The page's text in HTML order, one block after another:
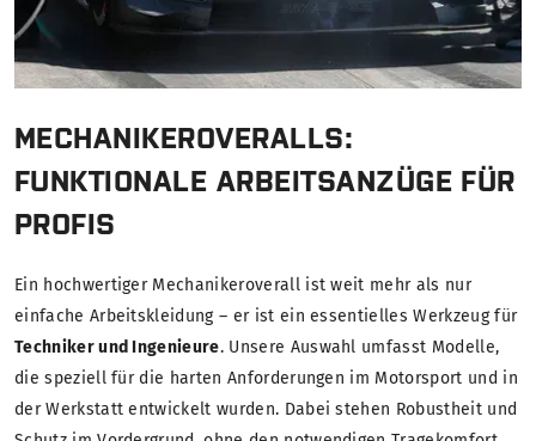
MECHANIKEROVERALLS:
FUNKTIONALE ARBEITSANZÜGE FÜR
PROFIS
Ein hochwertiger Mechanikeroverall ist weit mehr als nur
einfache Arbeitskleidung – er ist ein essentielles Werkzeug für
Techniker und Ingenieure. Unsere Auswahl umfasst Modelle,
die speziell für die harten Anforderungen im Motorsport und in
der Werkstatt entwickelt wurden. Dabei stehen Robustheit und